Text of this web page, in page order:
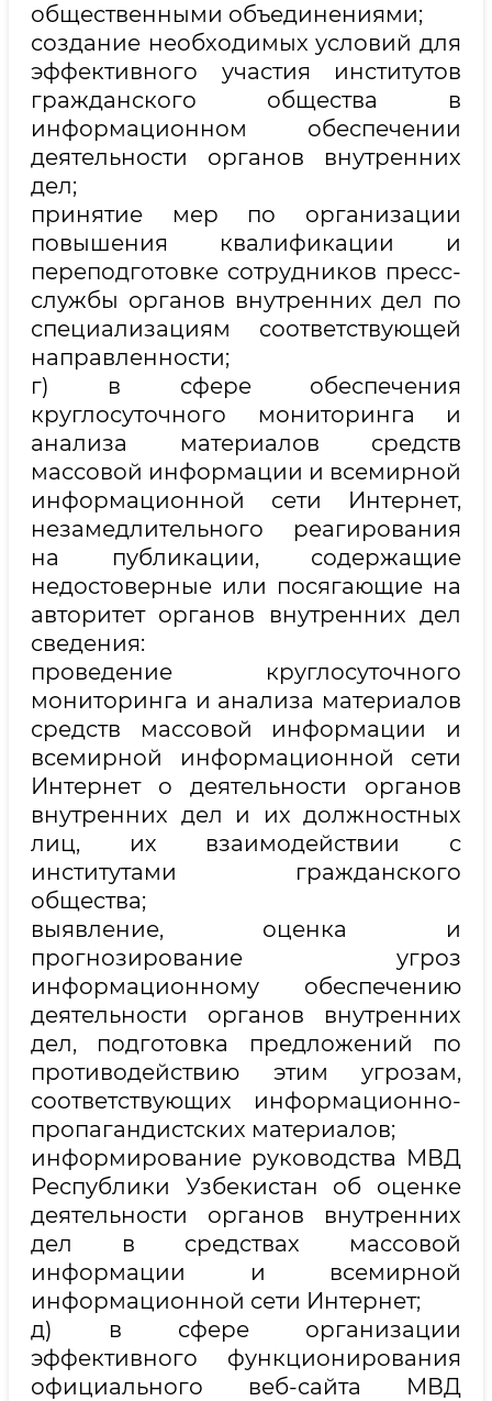
общественными объединениями;
создание необходимых условий для
эффективного участия институтов
гражданского общества в
информационном обеспечении
деятельности органов внутренних
дел;
принятие мер по организации
повышения квалификации и
переподготовке сотрудников пресс-
службы органов внутренних дел по
специализациям соответствующей
направленности;
г) в сфере обеспечения
круглосуточного мониторинга и
анализа материалов средств
массовой информации и всемирной
информационной сети Интернет,
незамедлительного реагирования
на публикации, содержащие
недостоверные или посягающие на
авторитет органов внутренних дел
сведения:
проведение круглосуточного
мониторинга и анализа материалов
средств массовой информации и
всемирной информационной сети
Интернет о деятельности органов
внутренних дел и их должностных
лиц, их взаимодействии с
институтами гражданского
общества;
выявление, оценка и
прогнозирование угроз
информационному обеспечению
деятельности органов внутренних
дел, подготовка предложений по
противодействию этим угрозам,
соответствующих информационно-
пропагандистских материалов;
информирование руководства МВД
Республики Узбекистан об оценке
деятельности органов внутренних
дел в средствах массовой
информации и всемирной
информационной сети Интернет;
д) в сфере организации
эффективного функционирования
официального веб-сайта МВД